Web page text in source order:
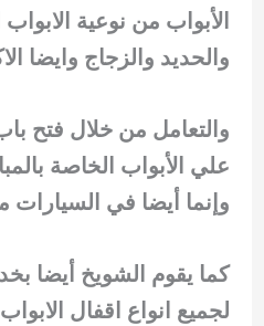
الأبواب من نوعية
والحديد والزجاج وايضا
والتعامل من خلال فتح
علي الأبواب الخاصة
وإنما أيضا في السيارات
كما يقوم الشويخ أيضا
لجميع انواع اقفال